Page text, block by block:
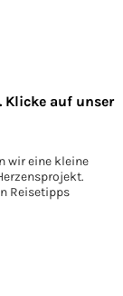
Klicke auf unser
wir eine kleine
Reisetipps